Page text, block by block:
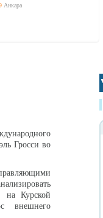
Анкара
Гросси во
на Курской
внешнего